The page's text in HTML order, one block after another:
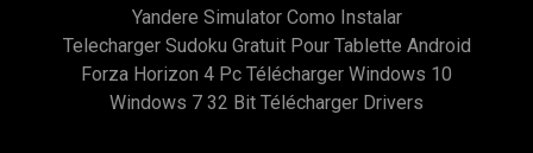
Yandere Simulator Como Instalar
Telecharger Sudoku Gratuit Pour Tablette Android
Forza Horizon 4 Pc Télécharger Windows 10
Windows 7 32 Bit Télécharger Drivers